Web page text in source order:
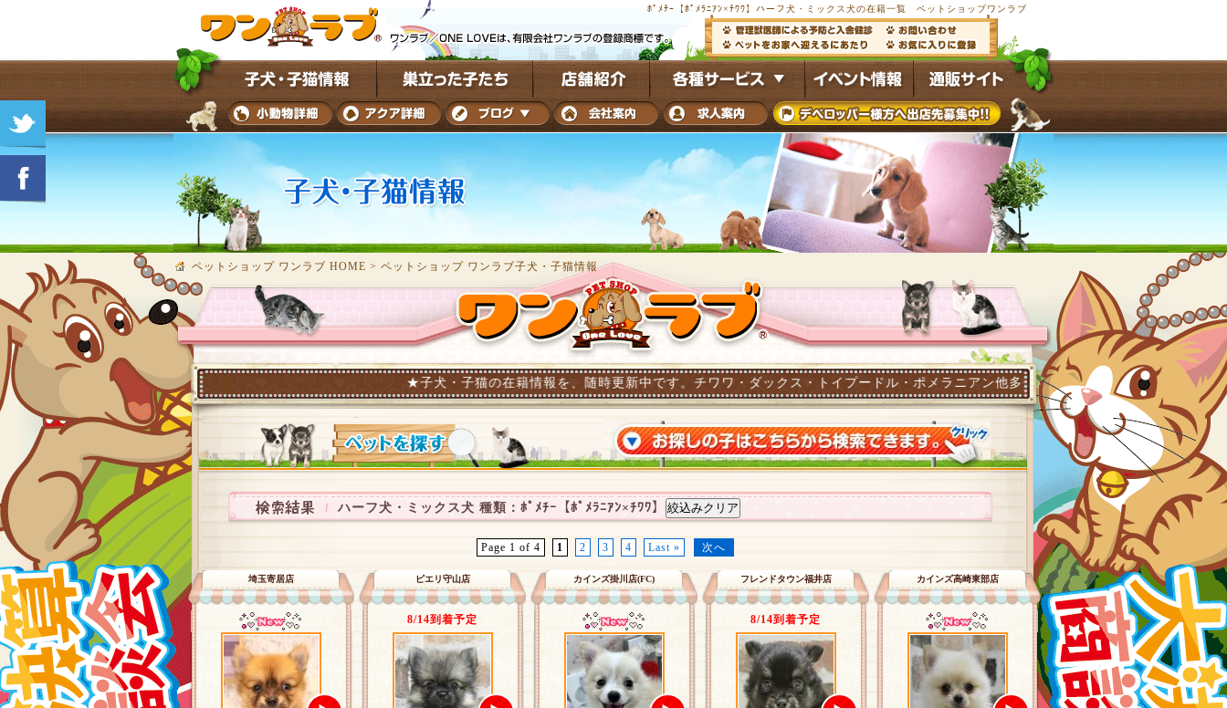
ﾎﾟﾒﾁｰ【ﾎﾟﾒﾗﾆｱﾝ×ﾁﾜﾜ】ハーフ犬・ミックス犬の在籍一覧 ペットショップワンラブ
ペットショップ ワンラブ HOME > ペットショップ ワンラブ子犬・子猫情報
★子犬・子猫の在籍情報を、随時更新中です。チワワ・ダックス・トイプードル・ポメラニアン他多数の子犬子猫が常時4,500頭以上在籍す
ハーフ犬・ミックス犬 種類：ﾎﾟﾒﾁｰ【ﾎﾟﾒﾗﾆｱﾝ×ﾁﾜﾜ】
Page 1 of 4 1 2 3 4 Last » 次へ
埼玉寄居店 ピエリ守山店
8/14到着予定
カインズ掛川店(FC) フレンドタウン福井店
8/14到着予定
カインズ高崎東部店